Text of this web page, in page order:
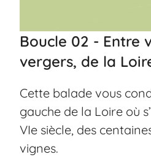
Boucle 02 - Entre
vergers, de la
Cette balade vous
gauche de la Loire où
VIe siècle, des
vignes.